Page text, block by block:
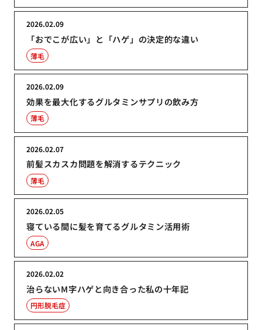
「おでこが広い」と「ハゲ」の決定的な違い
2026.02.09
薄毛
効果を最大化するグルタミンサプリの飲み方
2026.02.09
薄毛
前髪スカスカ問題を解消するテクニック
2026.02.07
薄毛
寝ている間に髪を育てるグルタミン活用術
2026.02.05
AGA
治らないM字ハゲと向き合った私の十年記
2026.02.02
円形脱毛症